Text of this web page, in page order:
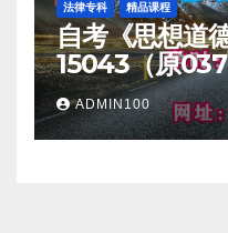
法律专科 精品课程
自考《思想道
15043（原
一路偷学网
ADMIN100